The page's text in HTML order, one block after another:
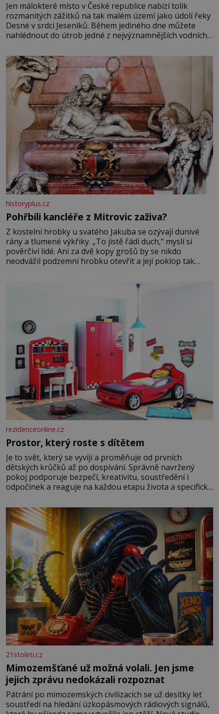
Jen málokteré místo v České republice nabízí tolik
rozmanitých zážitků na tak malém území jako údolí řeky
Desné v srdci Jeseníků. Během jediného dne můžete
nahlédnout do útrob jedné z nejvýznamnějších vodních
se na koloběžce a den zakončit poznáváním památek ve
Velkých Losinách nebo v termálním
historyplus.cz
Pohřbili kancléře z Mitrovic zaživa?
Z kostelní hrobky u svatého Jakuba se ozývají dunivé
rány a tlumené výkřiky. „To jistě řádí duch,“ myslí si
pověrčiví lidé. Ani za dvě kopy grošů by se nikdo
neodvážil podzemní hrobku otevřít a její poklop tak
rezidenceonline.cz
Prostor, který roste s dítětem
Je to svět, který se vyvíjí a proměňuje od prvních
dětských krůčků až po dospívání. Správně navržený
pokoj podporuje bezpečí, kreativitu, soustředění i
odpočinek a reaguje na každou etapu života a specifické
měkkost a bezpečí, proto by pokoj miminka měl působit
především klidně a útulně. Předškolní věk je
21stoleti.cz
Mimozemšťané už možná volali. Jen jsme
jejich zprávu nedokázali rozpoznat
Pátrání po mimozemských civilizacích se už desítky let
soustředí na hledání úzkopásmových rádiových signálů,